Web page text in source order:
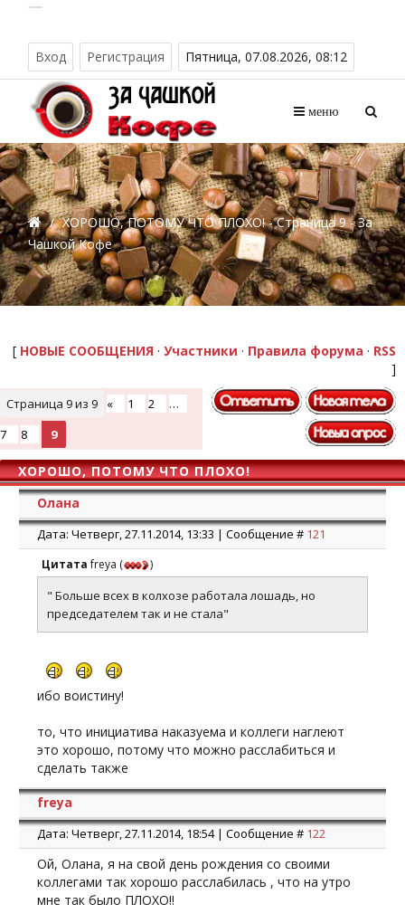
Вход Регистрация Пятница, 07.08.2026, 08:12
меню
/ ХОРОШО, ПОТОМУ ЧТО ПЛОХО! - Страница 9 - За
Чашкой Кофе
[ НОВЫЕ СООБЩЕНИЯ · Участники · Правила форума · RSS
]
Страница 9из 9 « 1 2
…
7
8 9
ХОРОШО, ПОТОМУ ЧТО ПЛОХО!
Олана
Дата: Четверг, 27.11.2014, 13:33 | Сообщение # 121
Цитата freya ( )
" Больше всех в колхозе работала лошадь, но
председателем так и не стала"
ибо воистину!
то, что инициатива наказуема и коллеги наглеют
это хорошо, потому что можно расслабиться и
сделать также
freya
Дата: Четверг, 27.11.2014, 18:54 | Сообщение # 122
Ой, Олана, я на свой день рождения со своими
коллегами так хорошо расслабилась , что на утро
мне так было ПЛОХО!!